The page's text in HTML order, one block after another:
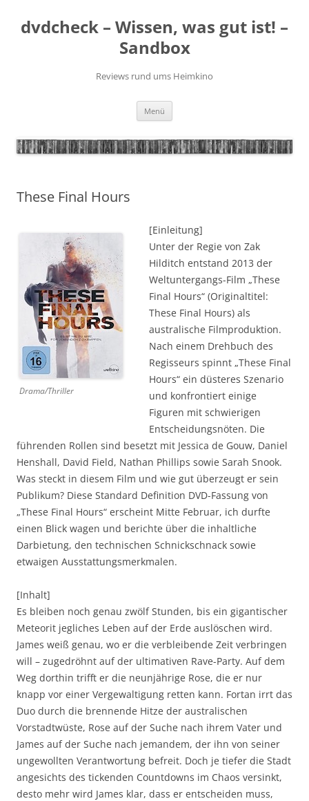
springen
dvdcheck – Wissen, was gut ist! –
Sandbox
Reviews rund ums Heimkino
Menü
These Final Hours
Drama/Thriller
[Einleitung]
Unter der Regie von Zak
Hilditch entstand 2013 der
Weltuntergangs-Film „These
Final Hours“ (Originaltitel:
These Final Hours) als
australische Filmproduktion.
Nach einem Drehbuch des
Regisseurs spinnt „These Final
Hours“ ein düsteres Szenario
und konfrontiert einige
Figuren mit schwierigen
Entscheidungsnöten. Die
führenden Rollen sind besetzt mit Jessica de Gouw, Daniel
Henshall, David Field, Nathan Phillips sowie Sarah Snook.
Was steckt in diesem Film und wie gut überzeugt er sein
Publikum? Diese Standard Definition DVD-Fassung von
„These Final Hours“ erscheint Mitte Februar, ich durfte
einen Blick wagen und berichte über die inhaltliche
Darbietung, den technischen Schnickschnack sowie
etwaigen Ausstattungsmerkmalen.
[Inhalt]
Es bleiben noch genau zwölf Stunden, bis ein gigantischer
Meteorit jegliches Leben auf der Erde auslöschen wird.
James weiß genau, wo er die verbleibende Zeit verbringen
will – zugedröhnt auf der ultimativen Rave-Party. Auf dem
Weg dorthin trifft er die neunjährige Rose, die er nur
knapp vor einer Vergewaltigung retten kann. Fortan irrt das
Duo durch die brennende Hitze der australischen
Vorstadtwüste, Rose auf der Suche nach ihrem Vater und
James auf der Suche nach jemandem, der ihn von seiner
ungewollten Verantwortung befreit. Doch je tiefer die Stadt
angesichts des tickenden Countdowns im Chaos versinkt,
desto mehr wird James klar, dass er entscheiden muss,